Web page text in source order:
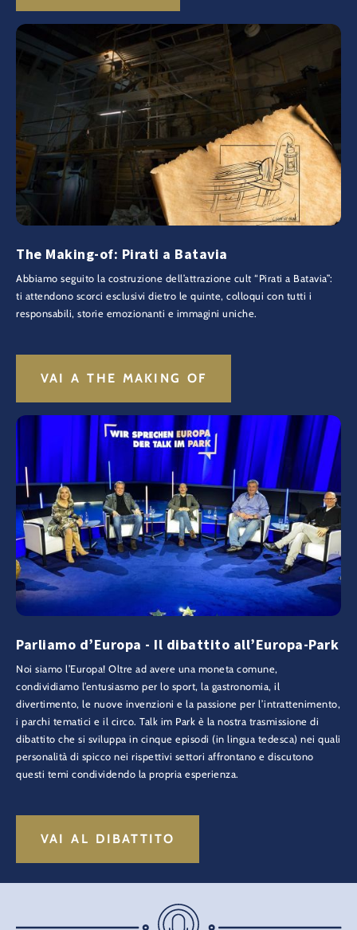
The Making-of: Pirati a Batavia
Abbiamo seguito la costruzione dell’attrazione cult “Pirati a Batavia”:
ti attendono scorci esclusivi dietro le quinte, colloqui con tutti i
responsabili, storie emozionanti e immagini uniche.
VAI A THE MAKING OF
Parliamo d’Europa - Il dibattito all’Europa-Park
Noi siamo l’Europa! Oltre ad avere una moneta comune,
condividiamo l’entusiasmo per lo sport, la gastronomia, il
divertimento, le nuove invenzioni e la passione per l’intrattenimento,
i parchi tematici e il circo. Talk im Park è la nostra trasmissione di
dibattito che si sviluppa in cinque episodi (in lingua tedesca) nei quali
personalità di spicco nei rispettivi settori affrontano e discutono
questi temi condividendo la propria esperienza.
VAI AL DIBATTITO